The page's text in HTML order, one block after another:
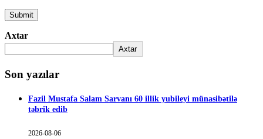
Axtar
Axtar
Son yazılar
Fazil Mustafa Salam Sarvanı 60 illik yubileyi münasibətilə
təbrik edib
2026-08-06